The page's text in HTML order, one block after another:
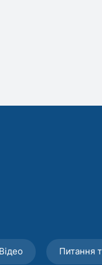
Відео Питання